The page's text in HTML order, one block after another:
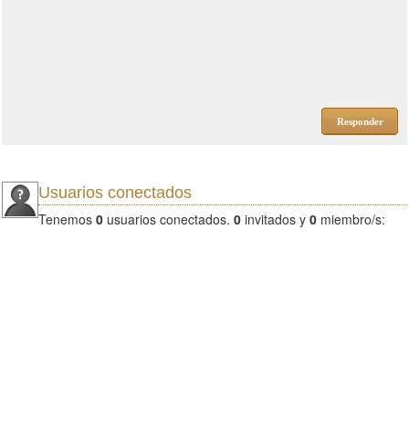
Responder
Usuarios conectados
Tenemos 0 usuarios conectados. 0 invitados y 0 miembro/s: